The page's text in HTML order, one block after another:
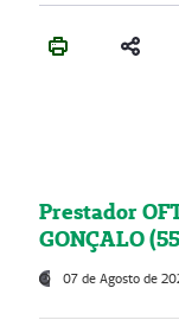
Prestador
GONÇALO
07 de Agosto de